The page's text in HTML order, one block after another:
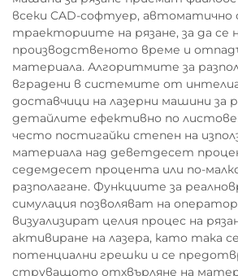
всеки CAD-софтуер, автоматично
траекториите на рязане, за да се
производственото време и
материала. Алгоритмите за
вградени в системите от
доставчици на лазерни машини за
детайлите ефективно по
често постигайки степен на
материала над деветдесет
седемдесет процента или по-
разполагане. Функциите за
симулация позволяват на
визуализират целия процес на
активиране на лазера, като така
потенциални грешки и се
струващото отхвърляне на